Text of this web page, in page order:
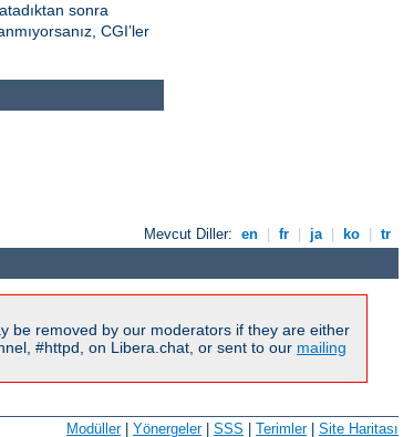
sonra
CGI’ler
Mevcut Diller: en fr ja ko tr
be removed by our moderators if they are either
#httpd, on Libera.chat, or sent to our mailing
Modüller| Yönergeler| SSS | Terimler| Site Haritası